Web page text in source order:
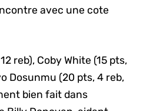
avec une cote
reb), Coby White (15 pts,
Dosunmu (20 pts, 4 reb,
bien fait dans